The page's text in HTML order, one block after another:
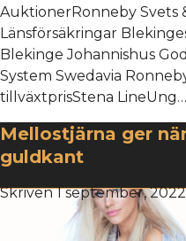
AuktionerRonneby Svets
Länsförsäkringar
Blekinge Johannishus
System Swedavia
tillväxtprisStena LineUng…
Mellostjärna ger
guldkant
Skriven1 september, 2022